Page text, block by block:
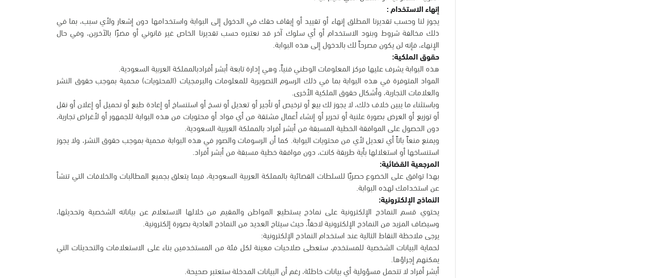
إنهاء الاستخدام :
يجوز لنا وحسب تقديرنا المطلق إنهاء أو تقييد أو إيقاف حقك في الدخول إلى البوابة واستخدامها دون إشعار ولأي سبب، بما في
ذلك مخالفة شروط وبنود الاستخدام أو أي سلوك آخر قد نعتبره حسب تقديرنا الخاص غير قانوني أو مضرًا بالآخرين، وفي حال
الإنهاء، فإنه لن يكون مصرحاً لك بالدخول إلى هذه البوابة.
حقوق الملكية:
هذه البوابة يشرف عليها مركز المعلومات الوطني فنياً، وهي إدارة تابعة أبشر أفرادبالمملكة العربية السعودية.
المواد المتوفرة في هذه البوابة بما في ذلك الرسوم التصويرية للمعلومات والبرمجيات (المحتويات) محمية بموجب حقوق النشر
والعلامات التجارية، وأشكال حقوق الملكية الأخرى.
وباستثناء ما يبين خلاف ذلك، لا يجوز لك بيع أو ترخيص أو تأجير أو تعديل أو نسخ أو استنساخ أو إعادة طبع أو تحميل أو إعلان أو نقل
أو توزيع أو العرض بصورة علنية أو تحرير أو إنشاء أعمال مشتقة من أي مواد أو محتويات من هذه البوابة للجمهور أو لأغراض تجارية،
دون الحصول على الموافقة الخطية المسبقة من أبشر أفراد بالمملكة العربية السعودية.
ويمنع منعاً باتاً أي تعديل لأي من محتويات البوابة. كما أن الرسومات والصور في هذه البوابة محمية بموجب حقوق النشر، ولا يجوز
استنساخها أو استغلالها بأية طريقة كانت، دون موافقة خطية مسبقة من أبشر أفراد.
المرجعية القضائية:
بهذا توافق على الخضوع حصريًا للسلطات القضائية بالمملكة العربية السعودية، فيما يتعلق بجميع المطالبات والخلافات التي تنشأ
عن استخدامك لهذه البوابة.
النماذج الإلكترونية:
يحتوي قسم النماذج الإلكترونية على نماذج يستطيع المواطن والمقيم من خلالها الاستعلام عن بياناته الشخصية وتحديثها،
وسيضاف المزيد من النماذج الإلكترونية لاحقاً، حيث سيتاح العديد من النماذج العادية بصورة إلكترونية.
يرجى ملاحظة النقاط التالية عند استخدام النماذج الإلكترونية:
لحماية البيانات الشخصية للمستخدم، ستعطى صلاحيات معينة لكل فئة من المستخدمين بناء على الاستعلامات والتحديثات التي
يمكنهم إجراؤها.
أبشر أفراد لا تتحمل مسؤولية أي بيانات خاطئة، رغم أن البيانات المدخلة ستعتبر صحيحة.